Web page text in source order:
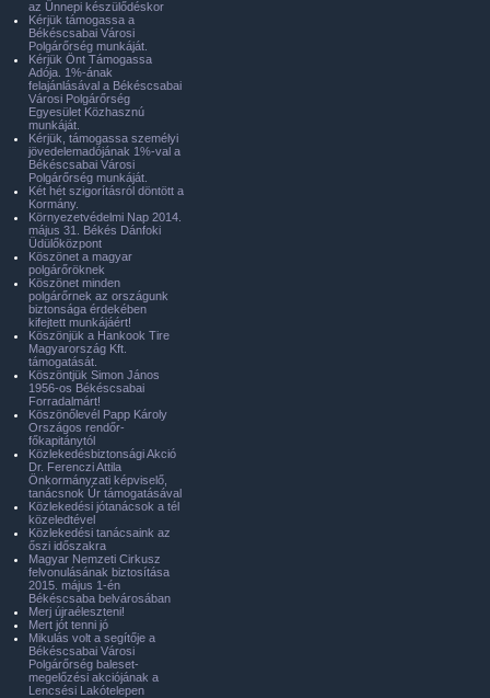
az Ünnepi készülődéskor
Kérjük támogassa a
Békéscsabai Városi
Polgárőrség munkáját.
Kérjük Önt Támogassa
Adója. 1%-ának
felajánlásával a Békéscsabai
Városi Polgárőrség
Egyesület Közhasznú
munkáját.
Kérjük, támogassa személyi
jövedelemadójának 1%-val a
Békéscsabai Városi
Polgárőrség munkáját.
Két hét szigorításról döntött a
Kormány.
Környezetvédelmi Nap 2014.
május 31. Békés Dánfoki
Üdülőközpont
Köszönet a magyar
polgárőröknek
Köszönet minden
polgárőrnek az országunk
biztonsága érdekében
kifejtett munkájáért!
Köszönjük a Hankook Tire
Magyarország Kft.
támogatását.
Köszöntjük Simon János
1956-os Békéscsabai
Forradalmárt!
Köszönőlevél Papp Károly
Országos rendőr-
főkapitánytól
Közlekedésbiztonsági Akció
Dr. Ferenczi Attila
Önkormányzati képviselő,
tanácsnok Úr támogatásával
Közlekedési jótanácsok a tél
közeledtével
Közlekedési tanácsaink az
őszi időszakra
Magyar Nemzeti Cirkusz
felvonulásának biztosítása
2015. május 1-én
Békéscsaba belvárosában
Merj újraéleszteni!
Mert jót tenni jó
Mikulás volt a segítője a
Békéscsabai Városi
Polgárőrség baleset-
megelőzési akciójának a
Lencsési Lakótelepen